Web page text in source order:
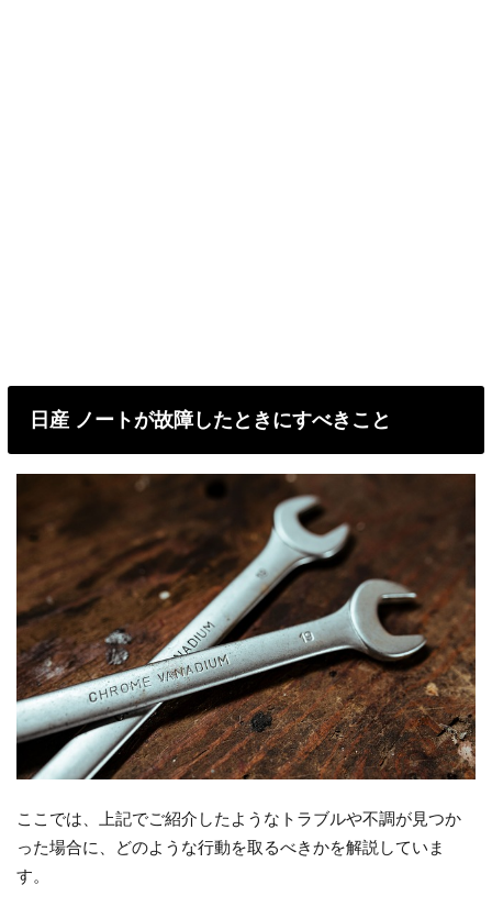
日産 ノートが故障したときにすべきこと
ここでは、上記でご紹介したようなトラブルや不調が見つか
った場合に、どのような行動を取るべきかを解説していま
す。